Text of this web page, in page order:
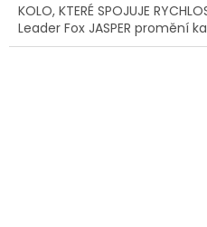
KOLO, KTERÉ SPOJUJE
Leader Fox JASPER promění